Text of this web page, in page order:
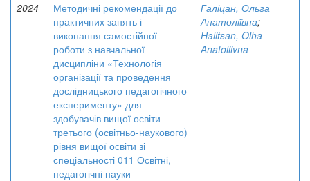
2024
Методичні рекомендації до
практичних занять і
виконання самостійної
роботи з навчальної
дисципліни «Технологія
організації та проведення
дослідницького педагогічного
експерименту» для
здобувачів вищої освіти
третього (освітньо-наукового)
рівня вищої освіти зі
спеціальності 011 Освітні,
педагогічні науки
Галіцан, Ольга
Анатоліївна;
Halitsan, Olha
Anatoliivna